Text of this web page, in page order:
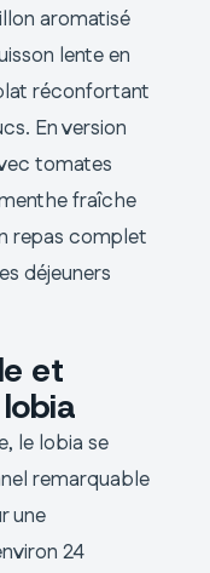
aromatisé
lente en
réconfortant
En version
tomates
fraîche
repas complet
déjeuners
et
le lobia se
remarquable
une
24